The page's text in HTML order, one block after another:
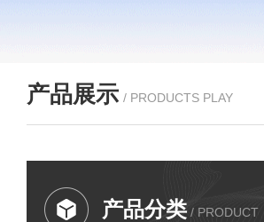
产品展示 / PRODUCTS PLAY
产品分类 / PRODUCT